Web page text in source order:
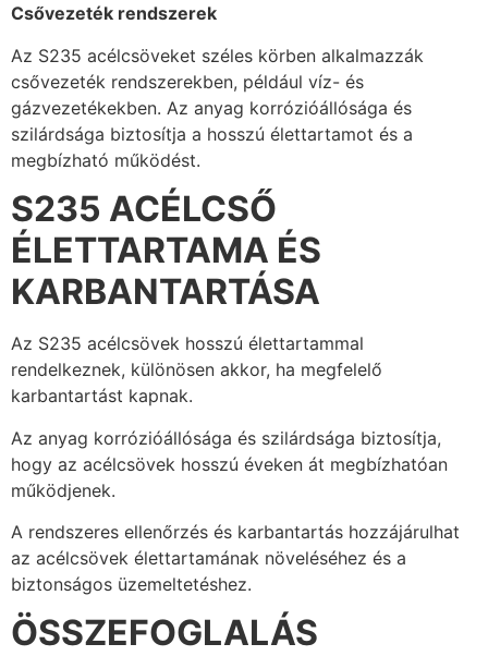
Csővezeték rendszerek
Az S235 acélcsöveket széles körben alkalmazzák
csővezeték rendszerekben, például víz- és
gázvezetékekben. Az anyag korrózióállósága és
szilárdsága biztosítja a hosszú élettartamot és a
megbízható működést.
S235 ACÉLCSŐ
ÉLETTARTAMA ÉS
KARBANTARTÁSA
Az S235 acélcsövek hosszú élettartammal
rendelkeznek, különösen akkor, ha megfelelő
karbantartást kapnak.
Az anyag korrózióállósága és szilárdsága biztosítja,
hogy az acélcsövek hosszú éveken át megbízhatóan
működjenek.
A rendszeres ellenőrzés és karbantartás hozzájárulhat
az acélcsövek élettartamának növeléséhez és a
biztonságos üzemeltetéshez.
ÖSSZEFOGLALÁS